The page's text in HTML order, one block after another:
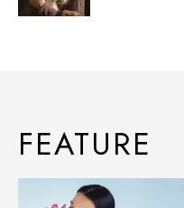
FEATURE